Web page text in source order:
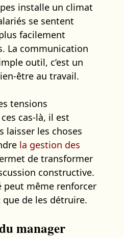
installe un climat
se sentent
facilement
La communication
outil, c’est un
être au travail.
tensions
cas-là, il est
laisser les choses
la gestion des
de transformer
constructive.
peut même renforcer
de les détruire.
manager